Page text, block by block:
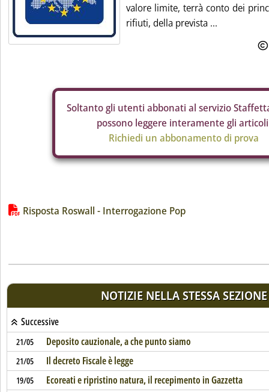
valore limite, terrà conto dei
rifiuti, della prevista ...
Soltanto gli utenti abbonati al servizio
possono leggere interamente gli
Richiedi un abbonamento di prova
Lista allegati PDF alla notizia
Risposta Roswall - Interrogazione Pop
NOTIZIE NELLA STESSA SEZIONE
Successive
21/05 Deposito cauzionale, a che punto siamo
21/05 Il decreto Fiscale è legge
19/05 Ecoreati e ripristino natura, il recepimento in Gazzetta